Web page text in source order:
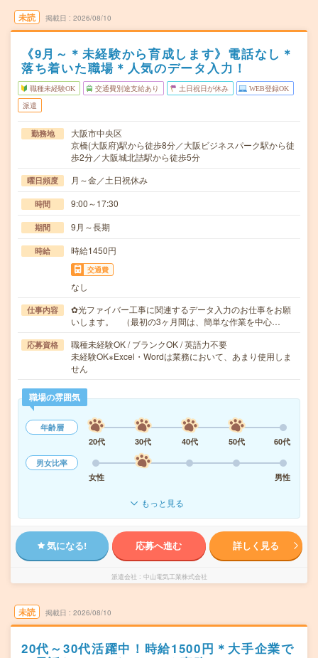
未読 掲載日 2026/08/10
《9月～＊未経験から育成します》電話なし＊
落ち着いた職場＊人気のデータ入力！
職種未経験OK 交通費別途支給あり 土日祝日が休み WEB登録OK
派遣
勤務地
大阪市中央区
京橋(大阪府)駅から徒歩8分／大阪ビジネスパーク駅から徒
歩2分／大阪城北詰駅から徒歩5分
曜日頻度 月～金／土日祝休み
時間 9:00～17:30
期間 9月～長期
時給 時給1450円
交通費
なし
仕事内容
✿光ファイバー工事に関連するデータ入力のお仕事をお願
いします。 （最初の3ヶ月間は、簡単な作業を中心…
応募資格
職種未経験OK / ブランクOK / 英語力不要
未経験OK※Excel・Wordは業務において、あまり使用しま
せん
職場の雰囲気
年齢層
20代
30代 40代 50代
60代
男女比率
女性
男性
もっと見る
気になる! 応募へ進む 詳しく見る
派遣会社 中山電気工業株式会社
未読 掲載日 2026/08/10
20代～30代活躍中！時給1500円＊大手企業で